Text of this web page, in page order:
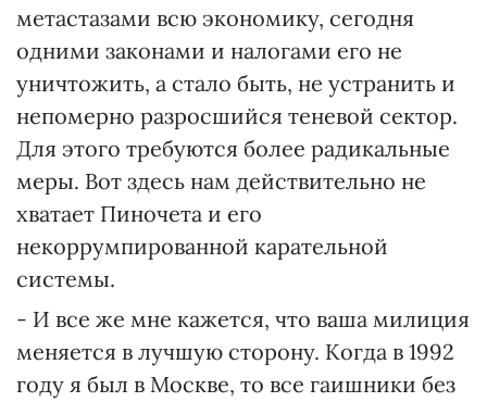
метастазами всю экономику, сегодня
одними законами и налогами его не
уничтожить, а стало быть, не устранить и
непомерно разросшийся теневой сектор.
Для этого требуются более радикальные
меры. Вот здесь нам действительно не
хватает Пиночета и его
некоррумпированной карательной
системы.
- И все же мне кажется, что ваша милиция
меняется в лучшую сторону. Когда в 1992
году я был в Москве, то все гаишники без